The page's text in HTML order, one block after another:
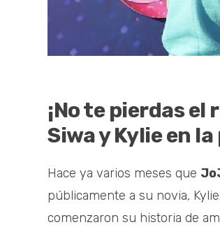
¡No te pierdas
Siwa y Kylie en
Hace ya varios meses que
públicamente a su novia,
comenzaron su historia de